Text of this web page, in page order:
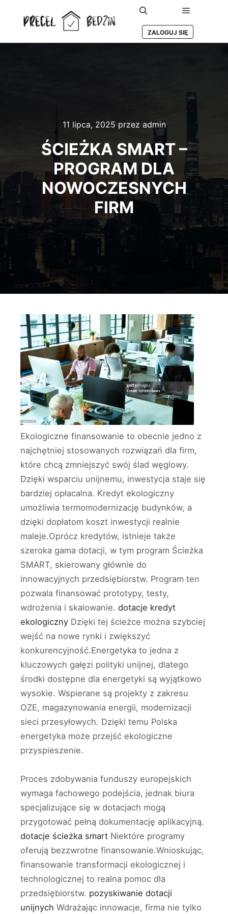
Szukaj Główne
ZALOGUJ SIĘ
11 lipca, 2025 przez admin
ŚCIEŻKA SMART –
PROGRAM DLA
NOWOCZESNYCH
FIRM
Ekologiczne finansowanie to obecnie jedno z
najchętniej stosowanych rozwiązań dla firm,
które chcą zmniejszyć swój ślad węglowy.
Dzięki wsparciu unijnemu, inwestycja staje się
bardziej opłacalna. Kredyt ekologiczny
umożliwia termomodernizację budynków, a
dzięki dopłatom koszt inwestycji realnie
maleje.Oprócz kredytów, istnieje także
szeroka gama dotacji, w tym program Ścieżka
SMART, skierowany głównie do
innowacyjnych przedsiębiorstw. Program ten
pozwala finansować prototypy, testy,
wdrożenia i skalowanie. dotacje kredyt
ekologiczny Dzięki tej ścieżce można szybciej
wejść na nowe rynki i zwiększyć
konkurencyjność.Energetyka to jedna z
kluczowych gałęzi polityki unijnej, dlatego
środki dostępne dla energetyki są wyjątkowo
wysokie. Wspierane są projekty z zakresu
OZE, magazynowania energii, modernizacji
sieci przesyłowych. Dzięki temu Polska
energetyka może przejść ekologiczne
przyspieszenie.
Proces zdobywania funduszy europejskich
wymaga fachowego podejścia, jednak biura
specjalizujące się w dotacjach mogą
przygotować pełną dokumentację aplikacyjną.
dotacje ścieżka smart Niektóre programy
oferują bezzwrotne finansowanie.Wnioskując,
finansowanie transformacji ekologicznej i
technologicznej to realna pomoc dla
przedsiębiorstw. pozyskiwanie dotacji
unijnych Wdrażając innowacje, firma nie tylko